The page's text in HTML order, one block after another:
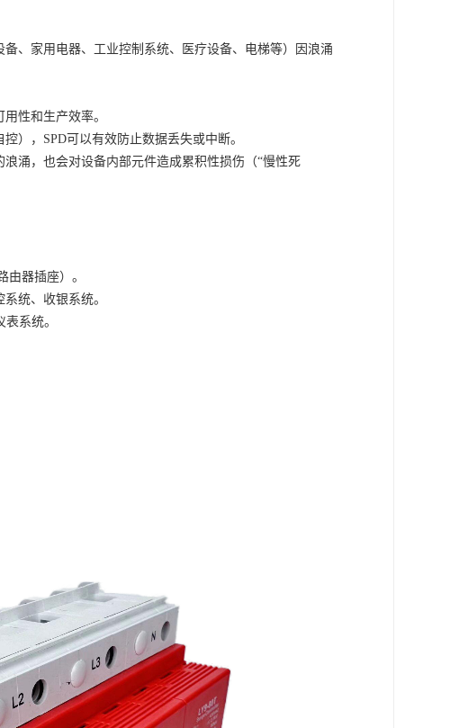
、家用电器、工业控制系统、医疗设备、电梯等）因浪涌
性和生产效率。
）， SPD可以有效防止数据丢失或中断。
涌，也会对设备内部元件造成累积性损伤（“慢性死
由器插座）。
系统、 收银系统。
系统。